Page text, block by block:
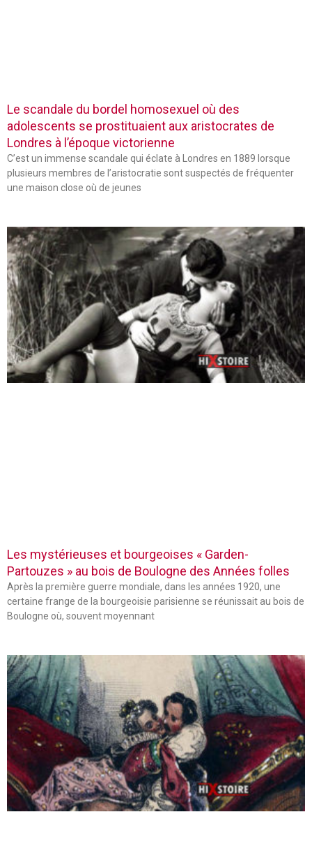
Le scandale du bordel homosexuel où des
adolescents se prostituaient aux aristocrates de
Londres à l’époque victorienne
C’est un immense scandale qui éclate à Londres en 1889 lorsque
plusieurs membres de l’aristocratie sont suspectés de fréquenter
une maison close où de jeunes
Les mystérieuses et bourgeoises « Garden-
Partouzes » au bois de Boulogne des Années folles
Après la première guerre mondiale, dans les années 1920, une
certaine frange de la bourgeoisie parisienne se réunissait au bois de
Boulogne où, souvent moyennant